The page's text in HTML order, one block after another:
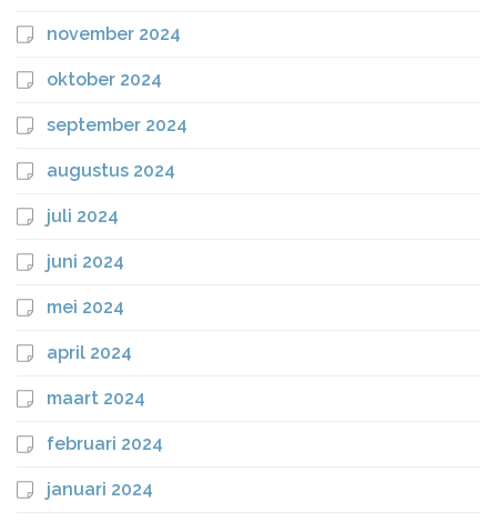
november 2024
oktober 2024
september 2024
augustus 2024
juli 2024
juni 2024
mei 2024
april 2024
maart 2024
februari 2024
januari 2024